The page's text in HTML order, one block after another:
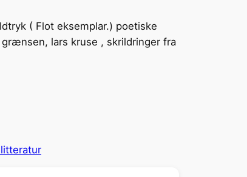
( Flot eksemplar.) poetiske
lars kruse , skrildringer fra